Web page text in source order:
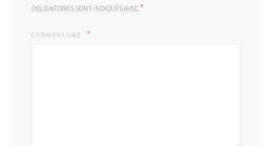
OBLIGATOIRES SONT INDIQUÉS AVEC *
COMMENTAIRE